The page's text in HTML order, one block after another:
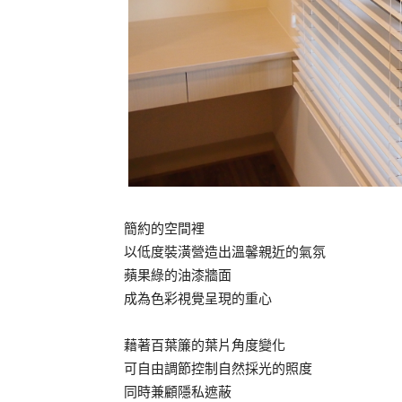
簡約的空間裡
以低度裝潢營造出溫馨親近的氣氛
蘋果綠的油漆牆面
成為色彩視覺呈現的重心
藉著百葉簾的葉片角度變化
可自由調節控制自然採光的照度
同時兼顧隱私遮蔽